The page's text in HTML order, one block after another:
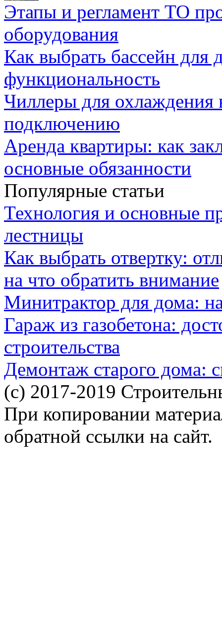
Этапы и регламент ТО
оборудования
Как выбрать бассейн для
функциональность
Чиллеры для охлаждения
подключению
Аренда квартиры: как
основные обязанности
Популярные статьи
Технология и основные
лестницы
Как выбрать отвертку:
на что обратить внимание
Минитрактор для дома:
Гараж из газобетона:
строительства
Демонтаж старого дома:
(c) 2017-2019
При копировании
обратной ссылки на сайт.